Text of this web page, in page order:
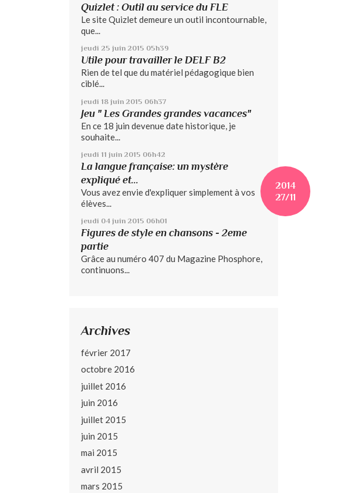
Quizlet : Outil au service du FLE
Le site Quizlet demeure un outil incontournable,
que...
jeudi 25 juin 2015 05h39
Utile pour travailler le DELF B2
Rien de tel que du matériel pédagogique bien
ciblé...
jeudi 18 juin 2015 06h37
Jeu " Les Grandes grandes vacances"
En ce 18 juin devenue date historique, je
souhaite...
jeudi 11 juin 2015 06h42
La langue française: un mystère
expliqué et...
Vous avez envie d'expliquer simplement à vos
élèves...
jeudi 04 juin 2015 06h01
Figures de style en chansons - 2eme
partie
Grâce au numéro 407 du Magazine Phosphore,
continuons...
Archives
février 2017
octobre 2016
juillet 2016
juin 2016
juillet 2015
juin 2015
mai 2015
avril 2015
mars 2015
2014
27/11